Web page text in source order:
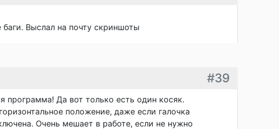
баги. Выслал на почту скриншоты
#39
программа! Да вот только есть один косяк.
положение, даже если галочка
Очень мешает в работе, если не нужно